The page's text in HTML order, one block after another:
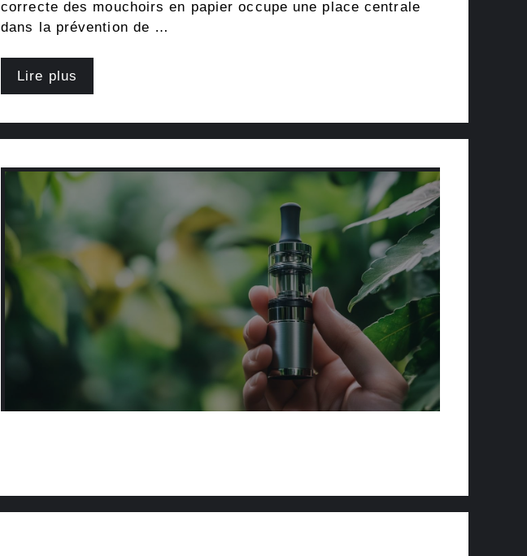
correcte des mouchoirs en papier occupe une place centrale
dans la prévention de …
Lire plus